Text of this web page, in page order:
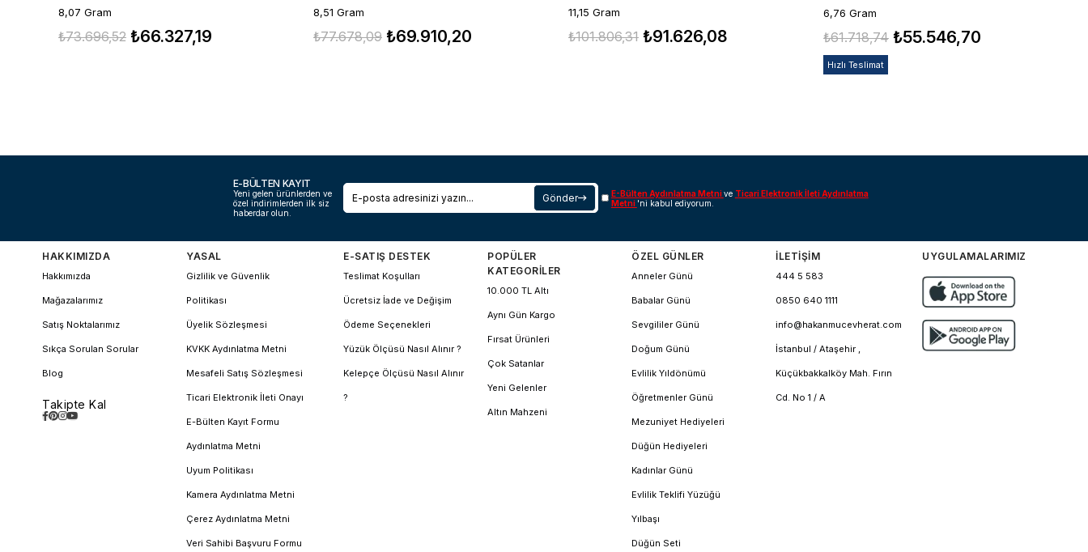
8,07 Gram
₺66.327,19
₺73.696,52
8,51 Gram
₺69.910,20
₺77.678,09
11,15 Gram
₺91.626,08
₺101.806,31
6,76 Gram
₺55.546,70
₺61.718,74
Hızlı Teslimat
E-BÜLTEN KAYIT
Yeni gelen ürünlerden ve
özel indirimlerden ilk siz
haberdar olun.
Gönder E-Bülten Aydınlatma Metnive Ticari Elektronik İleti Aydınlatma
Metni 'ni kabul ediyorum.
HAKKIMIZDA
Hakkımızda
Mağazalarımız
Satış Noktalarımız
Sıkça Sorulan Sorular
Blog
Takipte Kal
YASAL
Gizlilik ve Güvenlik
Politikası
Üyelik Sözleşmesi
KVKK Aydınlatma Metni
Mesafeli Satış Sözleşmesi
Ticari Elektronik İleti Onayı
E-Bülten Kayıt Formu
Aydınlatma Metni
Uyum Politikası
Kamera Aydınlatma Metni
Çerez Aydınlatma Metni
Veri Sahibi Başvuru Formu
E-SATIŞ DESTEK
Teslimat Koşulları
Ücretsiz İade ve Değişim
Ödeme Seçenekleri
Yüzük Ölçüsü Nasıl Alınır ?
Kelepçe Ölçüsü Nasıl Alınır
?
POPÜLER
KATEGORİLER
10.000 TL Altı
Aynı Gün Kargo
Fırsat Ürünleri
Çok Satanlar
Yeni Gelenler
Altın Mahzeni
ÖZEL GÜNLER
Anneler Günü
Babalar Günü
Sevgililer Günü
Doğum Günü
Evlilik Yıldönümü
Öğretmenler Günü
Mezuniyet Hediyeleri
Düğün Hediyeleri
Kadınlar Günü
Evlilik Teklifi Yüzüğü
Yılbaşı
Düğün Seti
İLETİŞİM
444 5 583
0850 640 1111
info@hakanmucevherat.com
İstanbul / Ataşehir ,
Küçükbakkalköy Mah. Fırın
Cd. No 1 / A
UYGULAMALARIMIZ